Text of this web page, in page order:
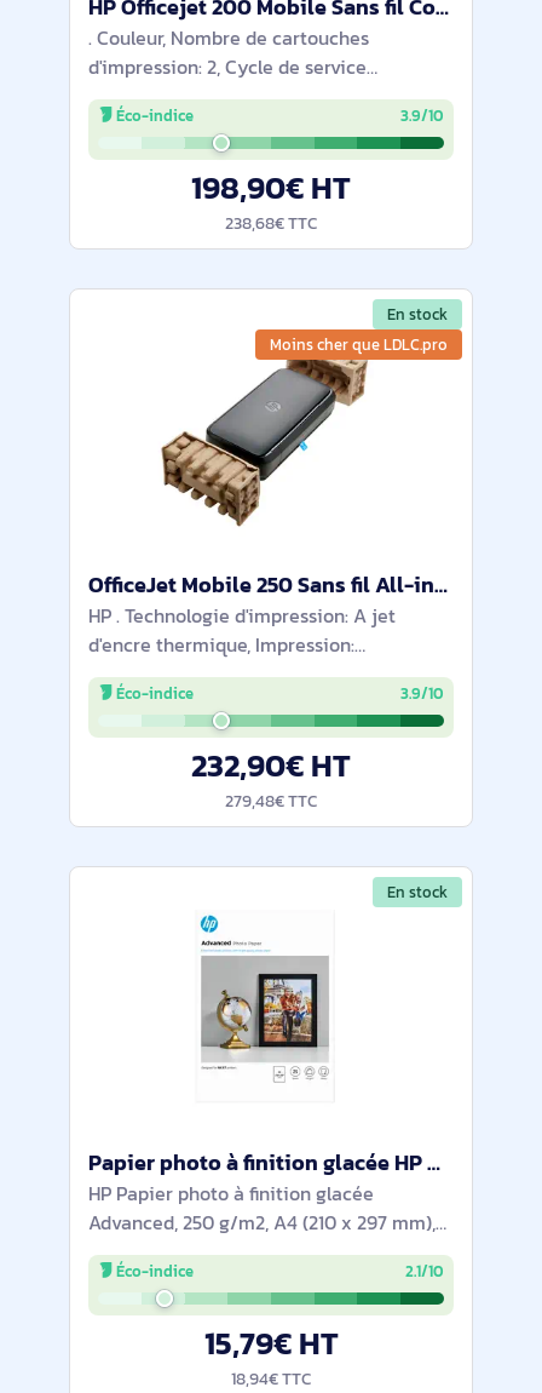
HP Officejet 200 Mobile Sans fil Couleur Imprimante - CZ993A#BHC
. Couleur, Nombre de cartouches
d'impression: 2, Cycle de service
(Maximum): 500 pages par mois.
Résolution maximale: 4800 x 1200 DPI.
Taille de papier de série A ISO maximum:
Éco-indice 3.9/10
198,90€ HT
238,68€ TTC
En stock
Moins cher que LDLC.pro
OfficeJet Mobile 250 Sans fil All-in-One Couleur Imprimante, Copieur, Scanner - CZ992A#BHC
HP . Technologie d'impression: A jet
d'encre thermique, Impression:
Impression couleur, Résolution maximale:
4800 x 1200 DPI, Vitesse d'impression
(couleur, qualité normale, A4/US Letter): 7
Éco-indice 3.9/10
232,90€ HT
279,48€ TTC
En stock
Papier photo à finition glacée HP Advanced, 250 g/m2, A4 (210 x 297 mm), 25 feuilles - Q5456A
HP Papier photo à finition glacée
Advanced, 250 g/m2, A4 (210 x 297 mm),
25 feuilles. Type de finition: Brillant,
Format de papier: A4, Feuilles par pack: 25
feuilles. Largeur: 226 mm, Profondeur: 14
Éco-indice 2.1/10
15,79€ HT
18,94€ TTC